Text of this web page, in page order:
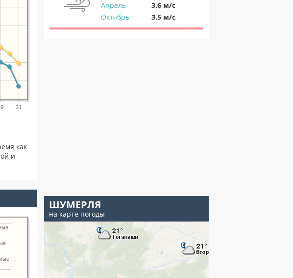
31
как
и
Апрель
3.6 м/с
Октябрь
3.5 м/с
ШУМЕРЛЯ
на карте погоды